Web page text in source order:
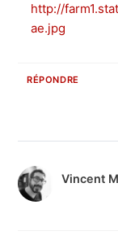
http://
ae.jpg
RÉPONDRE
Vincent